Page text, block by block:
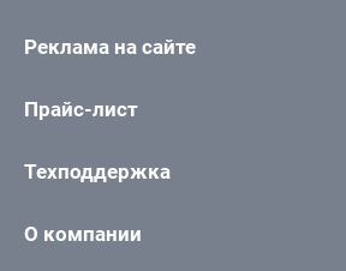
Реклама на сайте
Прайс-лист
Техподдержка
О компании